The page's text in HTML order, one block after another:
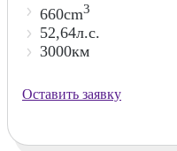
660cm3
52,64л.с.
3000км
Оставить заявку